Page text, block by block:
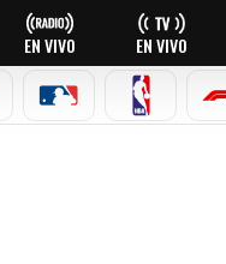
EN VIVO EN VIVO
MLB NBA